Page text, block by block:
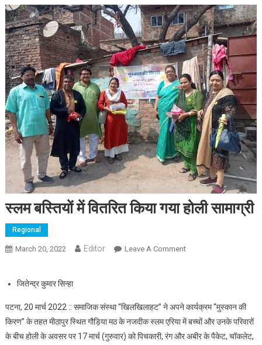
स्लम बस्तियों में वितरित किया गया होली सामाग्री
Regional
March 20, 2022 Editor Leave A CommentOn स्लम बस्तियों में वितरित
जितेन्द्र कुमार सिन्हा
पटना, 20 मार्च 2022 :: समाजिक संस्था “खिलखिलाहट” ने अपने कार्यक्रम “मुस्कान की
किरण” के तहत मीठापुर स्थित गौड़िया मठ के नजदीक स्लम एरिया में बच्चों और उनके परिवारों
के बीच होली के अवसर पर 17 मार्च (गुरुवार) को पिचकारी, रंग और अबीर के पैकेट, चॉकलेट,